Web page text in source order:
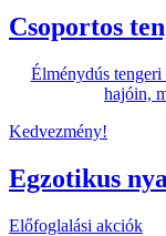
Csoportos
Élménydús
hajóin,
Kedvezmény!
Egzotikus
Előfoglalási akciók